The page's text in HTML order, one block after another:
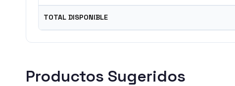
TOTAL DISPONIBLE
Productos Sugeridos